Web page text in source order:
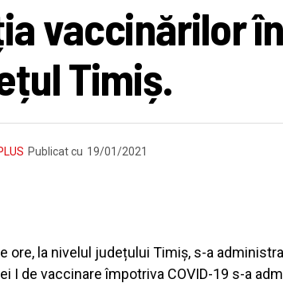
vaccinărilor
Timiș.
Publicat cu 19/01/2021
ore, la nivelul județului Timiș, s-a
I de vaccinare împotriva COVID-19 s-a